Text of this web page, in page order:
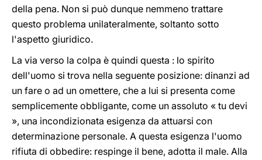
della pena. Non si può dunque nemmeno trattare
questo problema unilateralmente, soltanto sotto
l'aspetto giuridico.
La via verso la colpa è quindi questa : lo spirito
dell'uomo si trova nella seguente posizione: dinanzi ad
un fare o ad un omettere, che a lui si presenta come
semplicemente obbligante, come un assoluto « tu devi
», una incondizionata esigenza da attuarsi con
determinazione personale. A questa esigenza l'uomo
rifiuta di obbedire: respinge il bene, adotta il male. Alla